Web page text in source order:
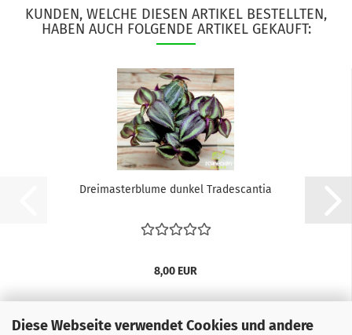
Diese Webseite verwendet Cookies und andere
KUNDEN, WELCHE DIESEN ARTIKEL BESTELLTEN,
HABEN AUCH FOLGENDE ARTIKEL GEKAUFT:
Dreimasterblume dunkel Tradescantia
8,00 EUR